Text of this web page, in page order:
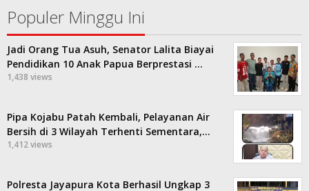
Populer Minggu Ini
Jadi Orang Tua Asuh, Senator Lalita Biayai
Pendidikan 10 Anak Papua Berprestasi …
1,438 views
Pipa Kojabu Patah Kembali, Pelayanan Air
Bersih di 3 Wilayah Terhenti Sementara,…
1,412 views
Polresta Jayapura Kota Berhasil Ungkap 3